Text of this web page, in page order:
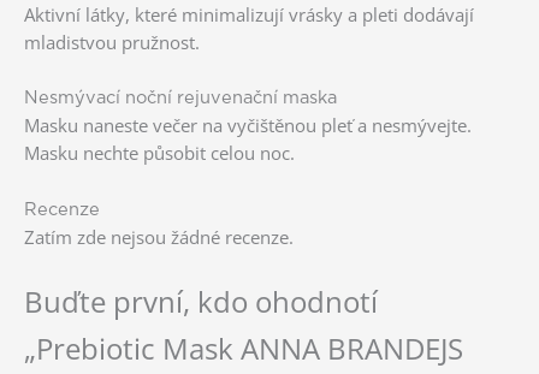
Aktivní látky, které minimalizují vrásky a pleti dodávají
mladistvou pružnost.
Nesmývací noční rejuvenační maska
Masku naneste večer na vyčištěnou pleť a nesmývejte.
Masku nechte působit celou noc.
Recenze
Zatím zde nejsou žádné recenze.
Buďte první, kdo ohodnotí
„Prebiotic Mask ANNA BRANDEJS